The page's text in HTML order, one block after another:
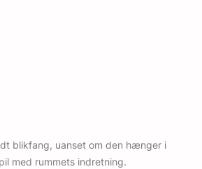
blikfang, uanset om den hænger i
med rummets indretning.